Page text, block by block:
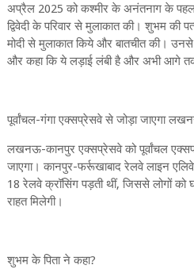
अप्रैल 2025 को कश्मीर के अनंतनाग के
द्विवेदी के परिवार से मुलाकात की। शुभम की
मोदी से मुलाकात किये और बातचीत की। उनसे
और कहा कि ये लड़ाई लंबी है और अभी आगे
पूर्वांचल-गंगा एक्सप्रेसवे से जोड़ा जाएगा
लखनऊ-कानपुर एक्सप्रेसवे को पूर्वांचल
जाएगा। कानपुर-फर्रूखाबाद रेलवे लाइन
18 रेलवे क्रॉसिंग पड़ती थीं, जिससे लोगों को
राहत मिलेगी।
शुभम के पिता ने कहा?